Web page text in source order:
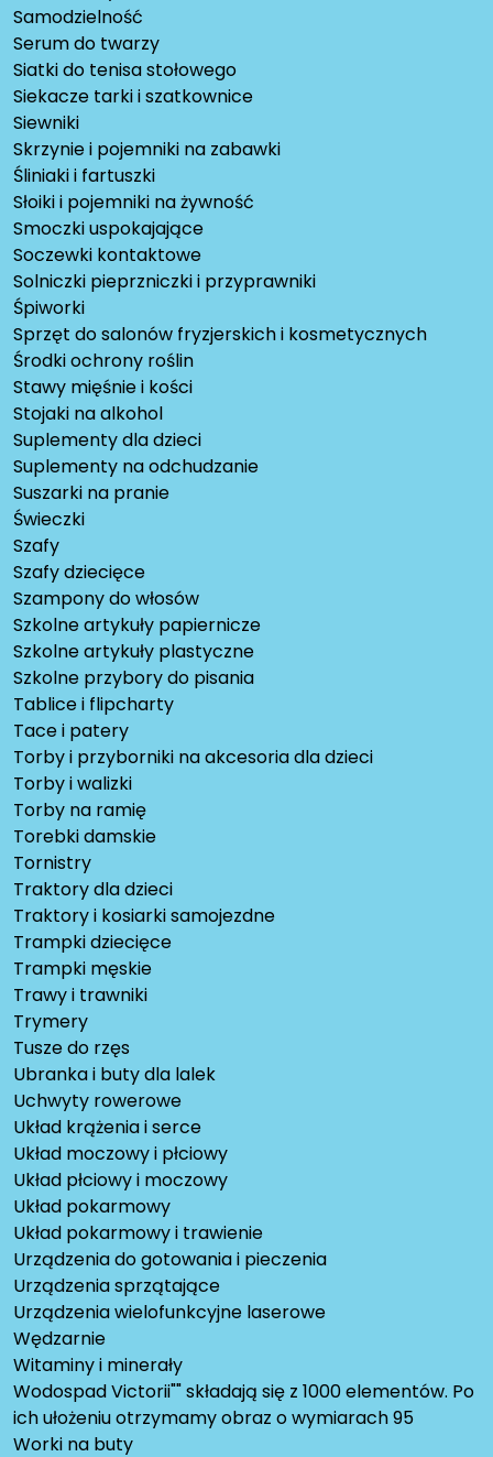
Samodzielność
Serum do twarzy
Siatki do tenisa stołowego
Siekacze tarki i szatkownice
Siewniki
Skrzynie i pojemniki na zabawki
Śliniaki i fartuszki
Słoiki i pojemniki na żywność
Smoczki uspokajające
Soczewki kontaktowe
Solniczki pieprzniczki i przyprawniki
Śpiworki
Sprzęt do salonów fryzjerskich i kosmetycznych
Środki ochrony roślin
Stawy mięśnie i kości
Stojaki na alkohol
Suplementy dla dzieci
Suplementy na odchudzanie
Suszarki na pranie
Świeczki
Szafy
Szafy dziecięce
Szampony do włosów
Szkolne artykuły papiernicze
Szkolne artykuły plastyczne
Szkolne przybory do pisania
Tablice i flipcharty
Tace i patery
Torby i przyborniki na akcesoria dla dzieci
Torby i walizki
Torby na ramię
Torebki damskie
Tornistry
Traktory dla dzieci
Traktory i kosiarki samojezdne
Trampki dziecięce
Trampki męskie
Trawy i trawniki
Trymery
Tusze do rzęs
Ubranka i buty dla lalek
Uchwyty rowerowe
Układ krążenia i serce
Układ moczowy i płciowy
Układ płciowy i moczowy
Układ pokarmowy
Układ pokarmowy i trawienie
Urządzenia do gotowania i pieczenia
Urządzenia sprzątające
Urządzenia wielofunkcyjne laserowe
Wędzarnie
Witaminy i minerały
Wodospad Victorii"" składają się z 1000 elementów. Po
ich ułożeniu otrzymamy obraz o wymiarach 95
Worki na buty